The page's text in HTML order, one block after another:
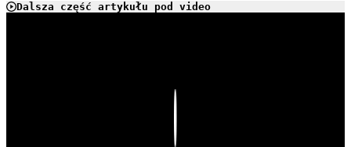
Dalsza część artykułu pod video